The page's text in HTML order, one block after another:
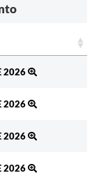
2026
2026
2026
2026